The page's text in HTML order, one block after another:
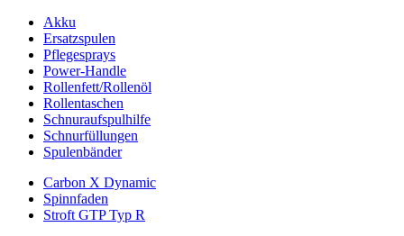
Akku
Ersatzspulen
Pflegesprays
Power-Handle
Rollenfett/Rollenöl
Rollentaschen
Schnuraufspulhilfe
Schnurfüllungen
Spulenbänder
Carbon X Dynamic
Spinnfaden
Stroft GTP Typ R